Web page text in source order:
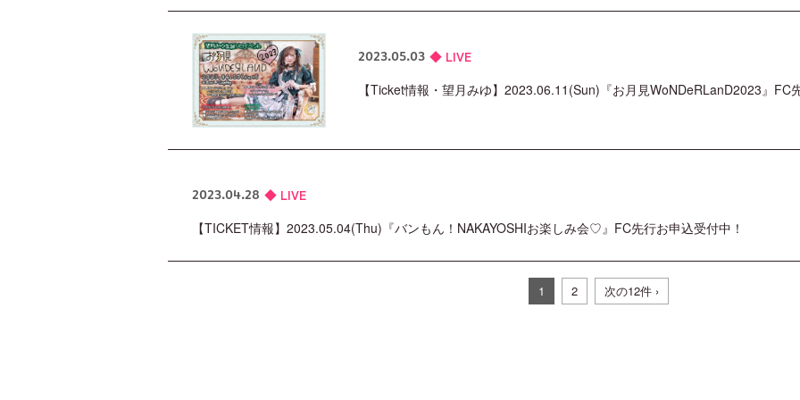
2023.05.03
LIVE
【Ticket情報・望月みゆ】2023.06.11(Sun)『お月見WoNDeRLanD2023』FC
2023.04.28
LIVE
【TICKET情報】2023.05.04(Thu)『バンもん！NAKAYOSHIお楽しみ会♡』FC先行お申込受付中！
1 2 次の12件 ›